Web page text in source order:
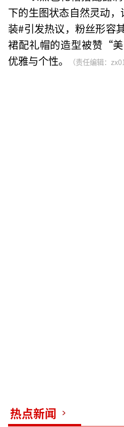
下的生图状态自然灵动
装#引发热议，粉丝形
裙配礼帽的造型被赞“
优雅与个性。
（责任编辑：
热点新闻